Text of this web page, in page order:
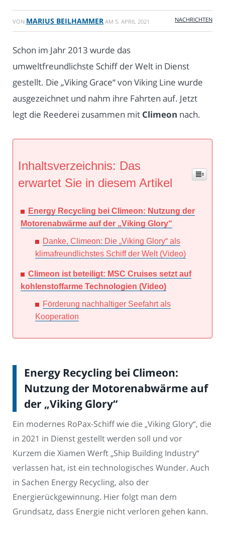
VON MARIUS BEILHAMMER AM 5. APRIL 2021 NACHRICHTEN
Schon im Jahr 2013 wurde das
umweltfreundlichste Schiff der Welt in Dienst
gestellt. Die „Viking Grace“ von Viking Line wurde
ausgezeichnet und nahm ihre Fahrten auf. Jetzt
legt die Reederei zusammen mit Climeon nach.
Inhaltsverzeichnis: Das
erwartet Sie in diesem Artikel
Energy Recycling bei Climeon: Nutzung der
Motorenabwärme auf der „Viking Glory“
Danke, Climeon: Die „Viking Glory“ als
klimafreundlichstes Schiff der Welt (Video)
Climeon ist beteiligt: MSC Cruises setzt auf
kohlenstoffarme Technologien (Video)
Förderung nachhaltiger Seefahrt als
Kooperation
Energy Recycling bei Climeon:
Nutzung der Motorenabwärme auf
der „Viking Glory“
Ein modernes RoPax-Schiff wie die „Viking Glory“, die
in 2021 in Dienst gestellt werden soll und vor
Kurzem die Xiamen Werft „Ship Building Industry“
verlassen hat, ist ein technologisches Wunder. Auch
in Sachen Energy Recycling, also der
Energierückgewinnung. Hier folgt man dem
Grundsatz, dass Energie nicht verloren gehen kann.